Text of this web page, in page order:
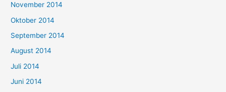
November 2014
Oktober 2014
September 2014
August 2014
Juli 2014
Juni 2014